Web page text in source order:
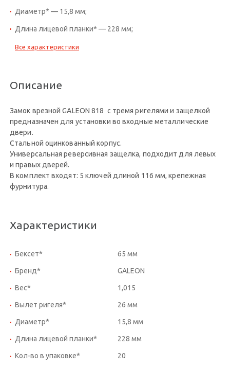
Диаметр* — 15,8 мм;
Длина лицевой планки* — 228 мм;
Все характеристики
Описание
Замок врезной GALEON 818 с тремя ригелями и защелкой
предназначен для установки во входные металлические
двери.
Стальной оцинкованный корпус.
Универсальная реверсивная защелка, подходит для левых
и правых дверей.
В комплект входят: 5 ключей длиной 116 мм, крепежная
фурнитура.
Характеристики
Бексет* 65 мм
Бренд* GALEON
Вес* 1,015
Вылет ригеля* 26 мм
Диаметр* 15,8 мм
Длина лицевой планки* 228 мм
Кол-во в упаковке* 20